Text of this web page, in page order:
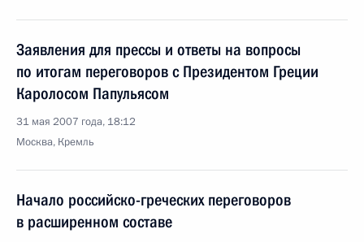
Заявления для прессы и ответы на вопросы
по итогам переговоров с Президентом Греции
Каролосом Папульясом
31 мая 2007 года, 18:12
Москва, Кремль
Начало российско-греческих переговоров
в расширенном составе